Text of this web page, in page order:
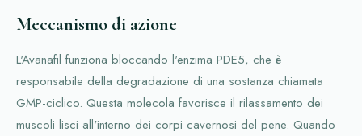
Meccanismo di azione
L'Avanafil funziona bloccando l'enzima PDE5, che è
responsabile della degradazione di una sostanza chiamata
GMP-ciclico. Questa molecola favorisce il rilassamento dei
muscoli lisci all'interno dei corpi cavernosi del pene. Quando